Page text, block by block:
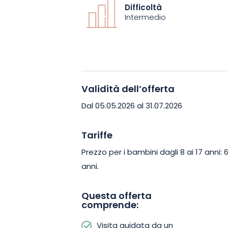
L’Espace Mémoriel de Morhange offre
famiglie di scoprire il passato in
l’importanza di preservare questa
memorabile a Memoriz. Prenotate il
Difficoltà
Intermedio
Validità dell’offerta
Dal 05.05.2026 al 31.07.2026
Tariffe
Prezzo per i bambini dagli 8 ai 17 anni:
anni.
Questa offerta
comprende: